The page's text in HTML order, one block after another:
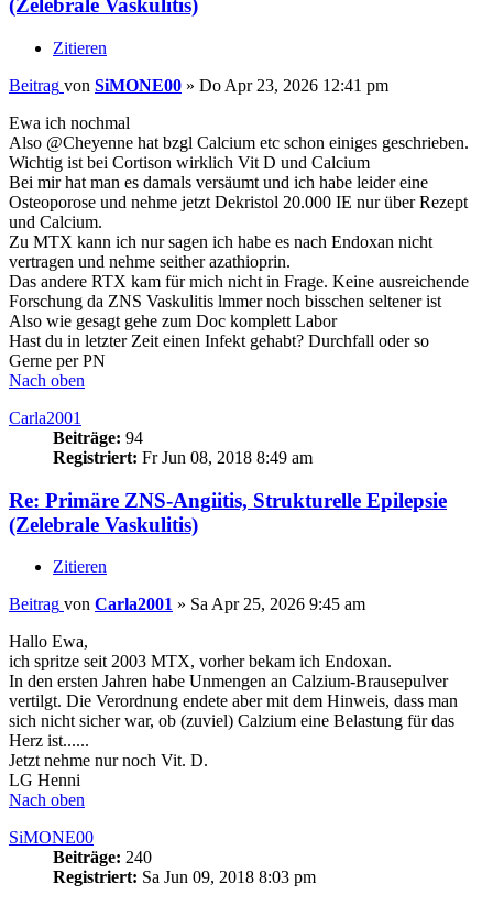
(Zelebrale Vaskulitis)
Zitieren
Beitrag von SiMONE00 » Do Apr 23, 2026 12:41 pm
Ewa ich nochmal
Also @Cheyenne hat bzgl Calcium etc schon einiges geschrieben.
Wichtig ist bei Cortison wirklich Vit D und Calcium
Bei mir hat man es damals versäumt und ich habe leider eine
Osteoporose und nehme jetzt Dekristol 20.000 IE nur über Rezept
und Calcium.
Zu MTX kann ich nur sagen ich habe es nach Endoxan nicht
vertragen und nehme seither azathioprin.
Das andere RTX kam für mich nicht in Frage. Keine ausreichende
Forschung da ZNS Vaskulitis lmmer noch bisschen seltener ist
Also wie gesagt gehe zum Doc komplett Labor
Hast du in letzter Zeit einen Infekt gehabt? Durchfall oder so
Gerne per PN
Nach oben
Carla2001
Beiträge: 94
Registriert: Fr Jun 08, 2018 8:49 am
Re: Primäre ZNS-Angiitis, Strukturelle Epilepsie
(Zelebrale Vaskulitis)
Zitieren
Beitrag von Carla2001 » Sa Apr 25, 2026 9:45 am
Hallo Ewa,
ich spritze seit 2003 MTX, vorher bekam ich Endoxan.
In den ersten Jahren habe Unmengen an Calzium-Brausepulver
vertilgt. Die Verordnung endete aber mit dem Hinweis, dass man
sich nicht sicher war, ob (zuviel) Calzium eine Belastung für das
Herz ist......
Jetzt nehme nur noch Vit. D.
LG Henni
Nach oben
SiMONE00
Beiträge: 240
Registriert: Sa Jun 09, 2018 8:03 pm